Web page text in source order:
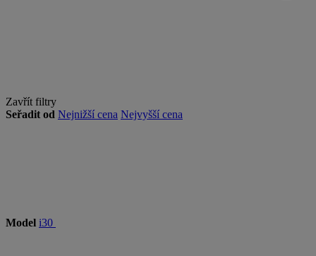
Zavřít filtry
Seřadit od Nejnižší cena Nejvyšší cena
Model i30